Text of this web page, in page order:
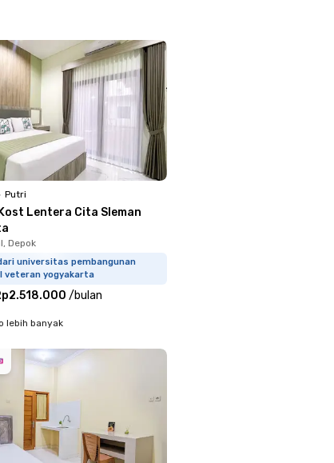
Putri
Lentera Cita Sleman
Depok
universitas pembangunan
veteran yogyakarta
/bulan
lebih banyak